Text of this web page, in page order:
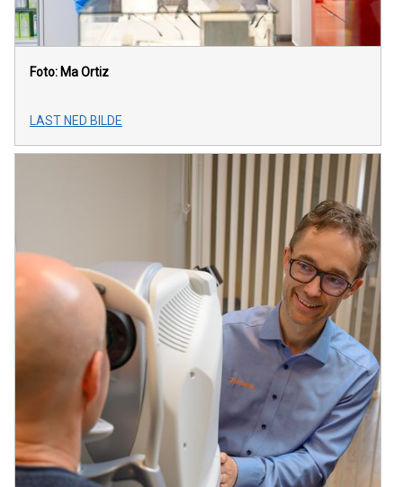
Foto: Ma Ortiz
LAST NED BILDE